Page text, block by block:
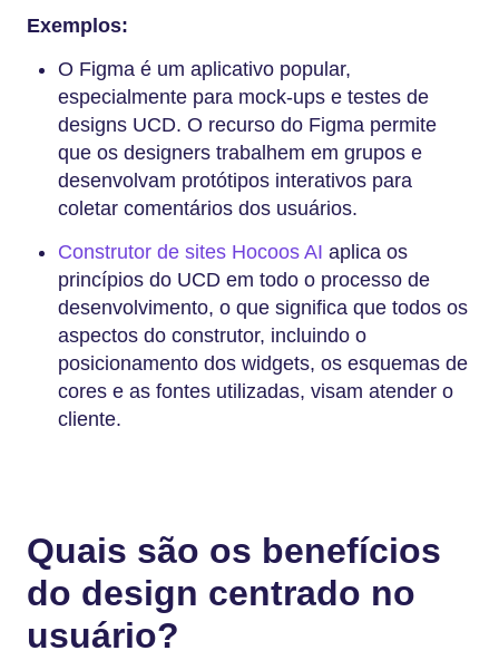
Exemplos:
O Figma é um aplicativo popular,
especialmente para mock-ups e testes de
designs UCD. O recurso do Figma permite
que os designers trabalhem em grupos e
desenvolvam protótipos interativos para
coletar comentários dos usuários.
Construtor de sites Hocoos AI aplica os
princípios do UCD em todo o processo de
desenvolvimento, o que significa que todos os
aspectos do construtor, incluindo o
posicionamento dos widgets, os esquemas de
cores e as fontes utilizadas, visam atender o
cliente.
Quais são os benefícios
do design centrado no
usuário?